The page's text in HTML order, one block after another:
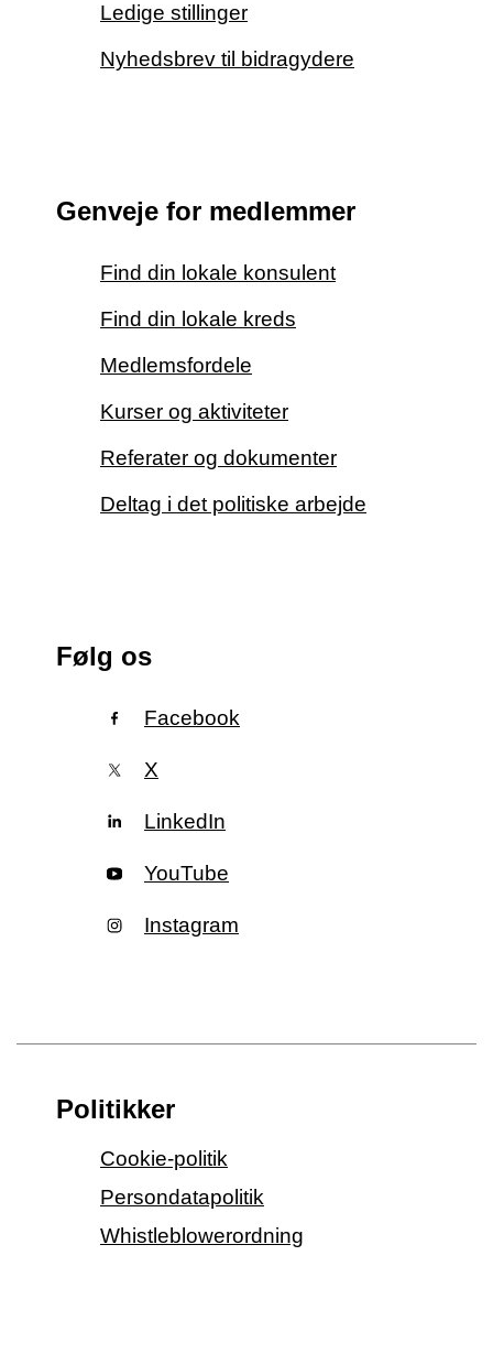
Ledige stillinger
Nyhedsbrev til bidragydere
Genveje for medlemmer
Find din lokale konsulent
Find din lokale kreds
Medlemsfordele
Kurser og aktiviteter
Referater og dokumenter
Deltag i det politiske arbejde
Følg os
Facebook
X
LinkedIn
YouTube
Instagram
Politikker
Cookie-politik
Persondatapolitik
Whistleblowerordning